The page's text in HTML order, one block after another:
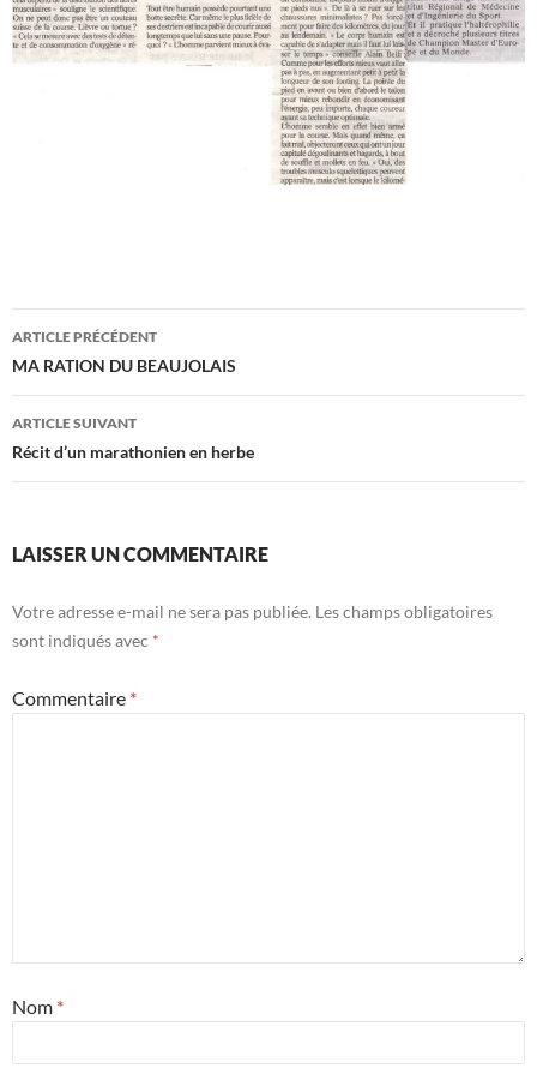
Navigation
des
articles
ARTICLE PRÉCÉDENT
MA RATION DU BEAUJOLAIS
ARTICLE SUIVANT
Récit d’un marathonien en herbe
LAISSER UN COMMENTAIRE
Votre adresse e-mail ne sera pas publiée. Les champs obligatoires
sont indiqués avec *
Commentaire *
Nom *